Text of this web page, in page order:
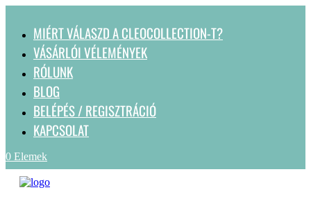
MIÉRT VÁLASZD A CLEOCOLLECTION-T?
VÁSÁRLÓI VÉLEMÉNYEK
RÓLUNK
BLOG
BELÉPÉS / REGISZTRÁCIÓ
KAPCSOLAT
0 Elemek